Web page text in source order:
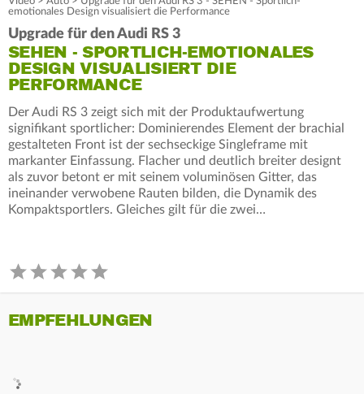
emotionales Design visualisiert die Performance
Upgrade für den Audi RS 3
SEHEN - SPORTLICH-EMOTIONALES
DESIGN VISUALISIERT DIE
PERFORMANCE
Der Audi RS 3 zeigt sich mit der Produktaufwertung
signifikant sportlicher: Dominierendes Element der brachial
gestalteten Front ist der sechseckige Singleframe mit
markanter Einfassung. Flacher und deutlich breiter designt
als zuvor betont er mit seinem voluminösen Gitter, das
ineinander verwobene Rauten bilden, die Dynamik des
Kompaktsportlers. Gleiches gilt für die zwei…
EMPFEHLUNGEN